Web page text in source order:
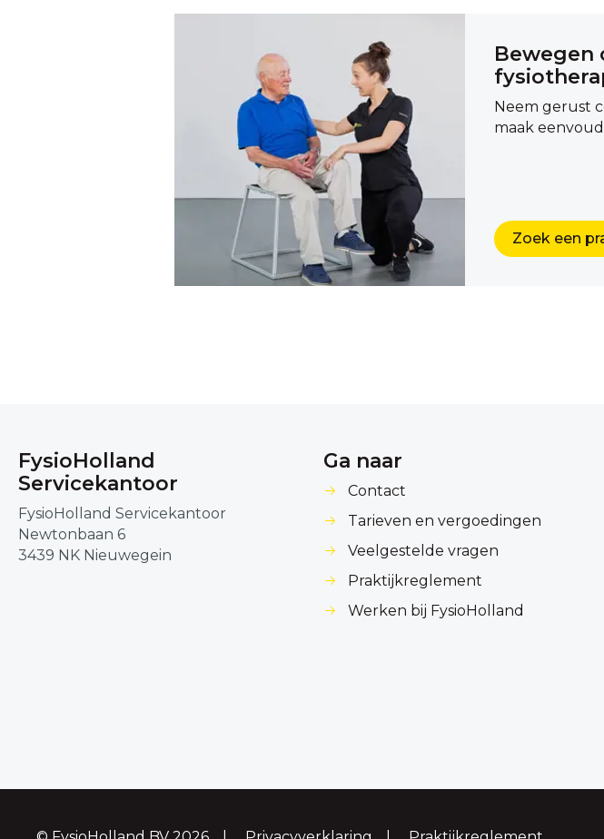
Bewegen
Neem gerust
maak
Zoek een
FysioHolland
Servicekantoor
FysioHolland Servicekantoor
Newtonbaan 6
3439 NK Nieuwegein
Ga naar
Contact
Tarieven en vergoedingen
Veelgestelde vragen
Praktijkreglement
Werken bij FysioHolland